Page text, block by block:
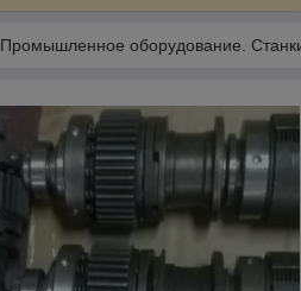
Промышленное оборудование.